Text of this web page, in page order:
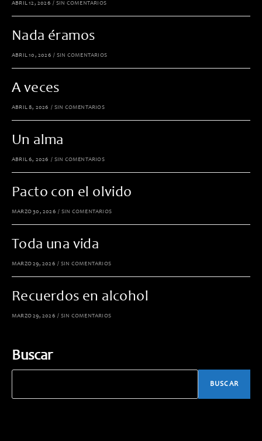
ABRIL 12, 2026 / SIN COMENTARIOS
Nada éramos
ABRIL 10, 2026 / SIN COMENTARIOS
A veces
ABRIL 8, 2026 / SIN COMENTARIOS
Un alma
ABRIL 6, 2026 / SIN COMENTARIOS
Pacto con el olvido
MARZO 30, 2026 / SIN COMENTARIOS
Toda una vida
MARZO 29, 2026 / SIN COMENTARIOS
Recuerdos en alcohol
MARZO 29, 2026 / SIN COMENTARIOS
Buscar
BUSCAR